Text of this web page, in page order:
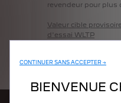
revendeur pour plus
Valeur cible provisoire
d'essai WLTP
immatriculées pour
CONTINUER SANS ACCEPTER →
BIENVENUE